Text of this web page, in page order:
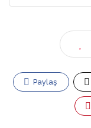
Paylaş